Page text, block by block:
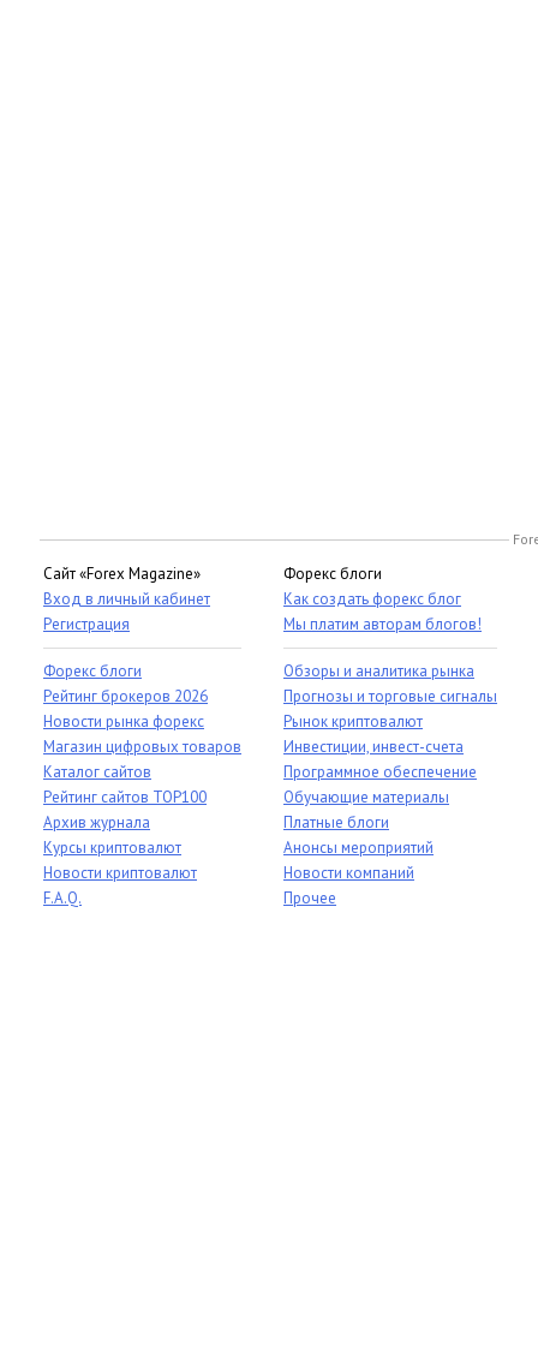
Сайт «Forex Magazine»
Вход в личный кабинет
Регистрация
Форекс блоги
Рейтинг брокеров 2026
Новости рынка форекс
Магазин цифровых товаров
Каталог сайтов
Рейтинг сайтов TOP100
Архив журнала
Курсы криптовалют
Новости криптовалют
F.A.Q.
Форекс блоги
Как создать форекс блог
Мы платим авторам блогов!
Обзоры и аналитика рынка
Прогнозы и торговые сигналы
Рынок криптовалют
Инвестиции, инвест-счета
Программное обеспечение
Обучающие материалы
Платные блоги
Анонсы мероприятий
Новости компаний
Прочее